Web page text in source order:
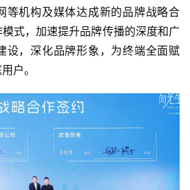
等机构及媒体达成新的品牌战略合
式，加速提升品牌传播的深度和广
设，深化品牌形象，为终端全面赋
户。